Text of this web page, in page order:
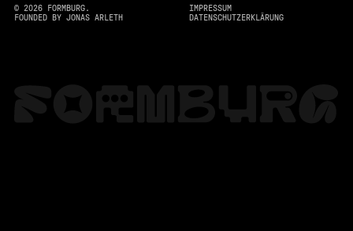
© 2026FORMBURG.
FOUNDED BY JONAS ARLETH
IMPRESSUM
DATENSCHUTZERKLÄRUNG